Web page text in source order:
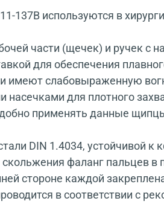
используются в
части (щечек) и ручек с
для обеспечения
имеют слабовыраженную
для плотного
применять данные
DIN 1.4034, устойчивой к
фаланг пальцев в
стороне каждой
в соответствии с